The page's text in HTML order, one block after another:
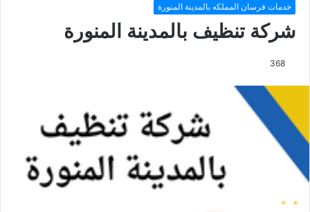
خدمات فرسان المملكه بالمدينة المنورة
شركة تنظيف بالمدينة المنورة
368